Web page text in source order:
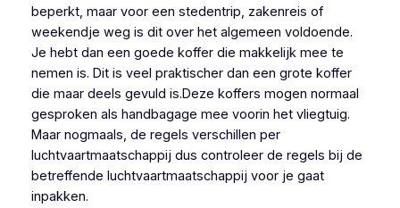
beperkt, maar voor een stedentrip, zakenreis of
weekendje weg is dit over het algemeen voldoende.
Je hebt dan een goede koffer die makkelijk mee te
nemen is. Dit is veel praktischer dan een grote koffer
die maar deels gevuld is.Deze koffers mogen normaal
gesproken als handbagage mee voorin het vliegtuig.
Maar nogmaals, de regels verschillen per
luchtvaartmaatschappij dus controleer de regels bij de
betreffende luchtvaartmaatschappij voor je gaat
inpakken.